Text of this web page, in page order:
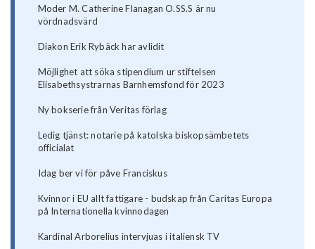
Moder M. Catherine Flanagan O.SS.S är nu
vördnadsvärd
Diakon Erik Rybäck har avlidit
Möjlighet att söka stipendium ur stiftelsen
Elisabethsystrarnas Barnhemsfond för 2023
Ny bokserie från Veritas förlag
Ledig tjänst: notarie på katolska biskopsämbetets
officialat
Idag ber vi för påve Franciskus
Kvinnor i EU allt fattigare - budskap från Caritas Europa
på Internationella kvinnodagen
Kardinal Arborelius intervjuas i italiensk TV